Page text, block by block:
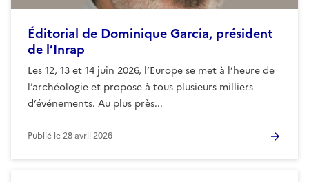
Éditorial de Dominique Garcia, président
de l’Inrap
Les 12, 13 et 14 juin 2026, l’Europe se met à l’heure de
l’archéologie et propose à tous plusieurs milliers
d’événements. Au plus près...
Publié le28 avril 2026